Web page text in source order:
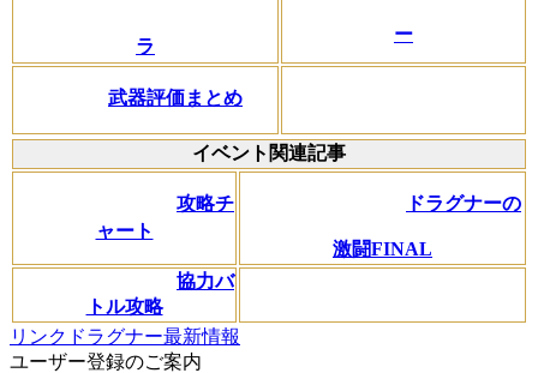
ラ
ー
武器評価まとめ
イベント関連記事
攻略チ
ャート
ドラグナーの
激闘FINAL
協力バ
トル攻略
リンクドラグナー最新情報
ユーザー登録のご案内